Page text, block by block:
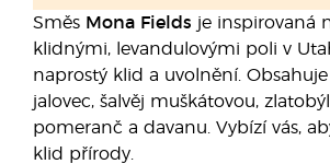
Směs Mona Fields je inspirovaná
klidnými, levandulovými poli v
naprostý klid a uvolnění.
jalovec, šalvěj muškátovou,
pomeranč a davanu. Vybízí vás,
klid přírody.